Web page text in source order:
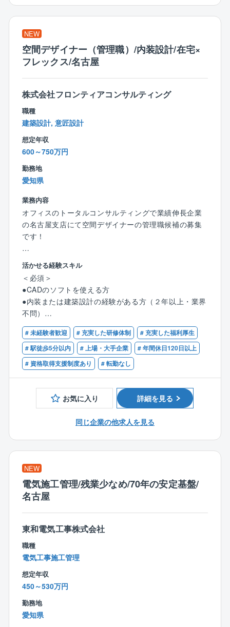
入社後は、建築関係の知識や経験に合わせたOJTで仕
事を教えます。
検査課のリーダーや課長がいる店舗にて、1カ月程OJT
研修を実施。
少しずつ一人での検査業務をお任せしていき、独り立
ち後も先輩や上司がしっかりフォローするので、安心
して業務をスタートできます！
のエリア）
【求人の魅力】
★名古屋エリアにおける地域密着型の建築プロジェク
トに携われます。
★顧客・設計・施工をつなぐ立場として、調整力・提
案力を発揮できる環境です。
■東急グループからの受注があり、安定して就業してい
くことが可能です。
■会社として労働環境を良くするために社員の意見を吸
い上げる取り組みを実施するなど長期的に就業可能な
■年休127日、残業20時間程度、社員が腰を据えて働け
る環境を整えております。東急グループとしての福利
厚生も充実しております。また、必要に応じ週2～3日
程度の在宅勤務や、出先等では主要駅付近のサテライ
トオフィス活用も可能で柔軟な働き方が可能です。
＜具体的には＞
年次休暇取得促進日やライトダウンデーの設定、フレ
ックス制度やテレワークの導入などがあります。
〈福利厚生〉
◇共済会手当
医療費補助、入学、結婚、出産祝い金、傷病、災害見
舞金など
（例：結婚祝金：3万/出産祝金：3万/入学祝金：3万
等）
◇カフェテリアプラン
自己啓発、健康増進、育児や介護、保険等の支出への
（例：書籍購入、フィットネス施設使用費用、賃貸物
件家賃 等）
【同社について】
同社の原点は、多摩田園都市をはじめとする渋谷や東
急沿線の街づくりです。
この原点に立ち、企画提案から新築、リニューアル、
く、お客様や生活者の視点で“まち”全体を考え、常に新
たな価値の創造に努めてまいります。
NEW
空間デザイナー（管理職）/内装設計/在宅×
フレックス/名古屋
株式会社フロンティアコンサルティング
職種
建築設計, 意匠設計
想定年収
600～750万円
勤務地
愛知県
業務内容
オフィスのトータルコンサルティングで業績伸長企業
の名古屋支店にて空間デザイナーの管理職候補の募集
です！
同社はオフィス環境構築のプロとして、クライアント
企業様の事業戦略・経営課題をもとにワークプレイス
戦略を考案し、作業効率の向上や活発なコミュニケー
ションに向けた空間創出を行うなど、オフィス環境整
備に関わる物件仲介から内装設計、工事、家具やICTの
提案、オフィスビルのリノベーションまで幅広く事業
を展開します。
人々が気持ちよく働き、クライアント企業様が長期的
に成長できるオフィスの構築を目指します。またオフ
ィスという物理的な観点だけでなく、働き方や社会と
の関わり方まで見据えた提案から、高いご支持をいた
だいております。
ビルの資産価値を上げるリノベーション事業や、コワ
出にも注力中です。
＊＊＊＊＊＊＊＊＊＊＊＊＊＊＊＊＊＊＊＊＊＊＊＊
＊＊＊＊＊＊＊＊＊
営業とともにお客様先に訪問し、お客様の抽象的なイ
メージを具体的な提案に繋げられるよう、移転の背景
やデザインの要望、思いを伺います。
＜図面作成・プレゼン準備＞
ヒアリング内容を元に、図面、プレゼン資料の作成を
行います。プレゼン資料は営業と共同で行いますが、
デザインイメージやコンセプトの作成はデザイナーが
活かせる経験スキル
＜必須＞
●CADのソフトを使える方
●内装または建築設計の経験がある方（２年以上・業界
不問）
＜歓迎＞
●AutoCAD、Vectorworks、Illustrator、Photoshop、
その他3Dソフトを使える方
●オフィス、店舗、住宅などの内装設計などの空間デザ
●建築設計経験者
●建築士の資格をお持ちの方
# 未経験者歓迎 # 充実した研修体制
# 充実した福利厚生
# 駅徒歩5分以内
# 上場・大手企業
# 年間休日120日以上
# 資格取得支援制度あり
# 転勤なし
お気に入り 詳細を見る
同じ企業の他求人を見る
NEW
電気施工管理/残業少なめ/70年の安定基盤/
名古屋
東和電気工事株式会社
職種
電気工事施工管理
想定年収
450～530万円
勤務地
愛知県